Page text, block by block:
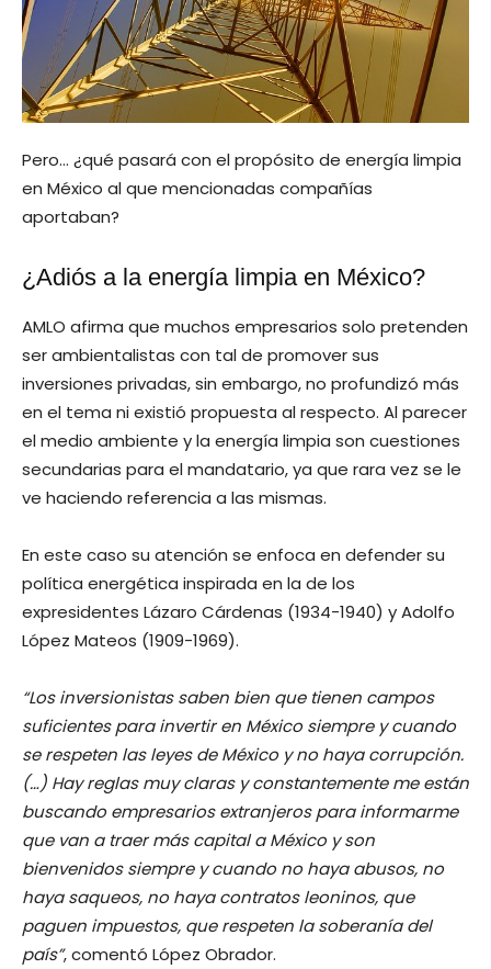
Pero… ¿qué pasará con el propósito de energía limpia
en México al que mencionadas compañías
aportaban?
¿Adiós a la energía limpia en México?
AMLO afirma que muchos empresarios solo pretenden
ser ambientalistas con tal de promover sus
inversiones privadas, sin embargo, no profundizó más
en el tema ni existió propuesta al respecto. Al parecer
el medio ambiente y la energía limpia son cuestiones
secundarias para el mandatario, ya que rara vez se le
ve haciendo referencia a las mismas.
En este caso su atención se enfoca en defender su
política energética inspirada en la de los
expresidentes Lázaro Cárdenas (1934-1940) y Adolfo
López Mateos (1909-1969).
“Los inversionistas saben bien que tienen campos
suficientes para invertir en México siempre y cuando
se respeten las leyes de México y no haya corrupción.
(…) Hay reglas muy claras y constantemente me están
buscando empresarios extranjeros para informarme
que van a traer más capital a México y son
bienvenidos siempre y cuando no haya abusos, no
haya saqueos, no haya contratos leoninos, que
paguen impuestos, que respeten la soberanía del
país”, comentó López Obrador.